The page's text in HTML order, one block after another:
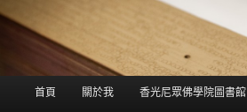
跳到主內容
跳到第二內容
首頁 關於我 香光尼眾佛學院圖書館